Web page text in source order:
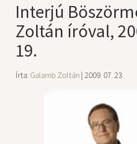
Interjú
Zoltán íróval,
19.
Írta: Galamb Zoltán | 2009. 07. 23.